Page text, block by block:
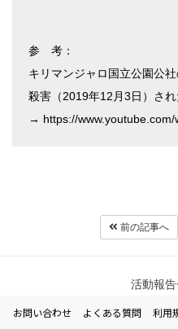
参 考：
キリマンジャロ国立公園公
殺害（2019年12月3日）さ
→ https://
前の記事へ
活動報
お問い合わせ よくある質問 利用